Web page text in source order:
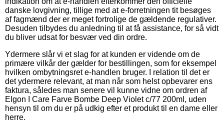
danske lovgivning, tillige med at e-forretningen tit besøges
af fagmænd der er meget fortrolige de gældende regulativer.
Desuden tilbydes du anledning til at få assistance, for så vidt
du bliver udsat for besvær ved din ordre.
Ydermere slår vi et slag for at kunden er vidende om de
primære vilkår der gælder for bestillingen, som for eksempel
hvilken ombytningsret e-handlen bruger. I relation til det er
det ydermere relevant, at man når som helst opbevarer ens
faktura, således man senere vil kunne vidne om ordren af
Elgon I Care Farve Bombe Deep Violet c/77 200ml, uden
hensyn til om du er på udkig efter et produkt til en dame eller
herre.